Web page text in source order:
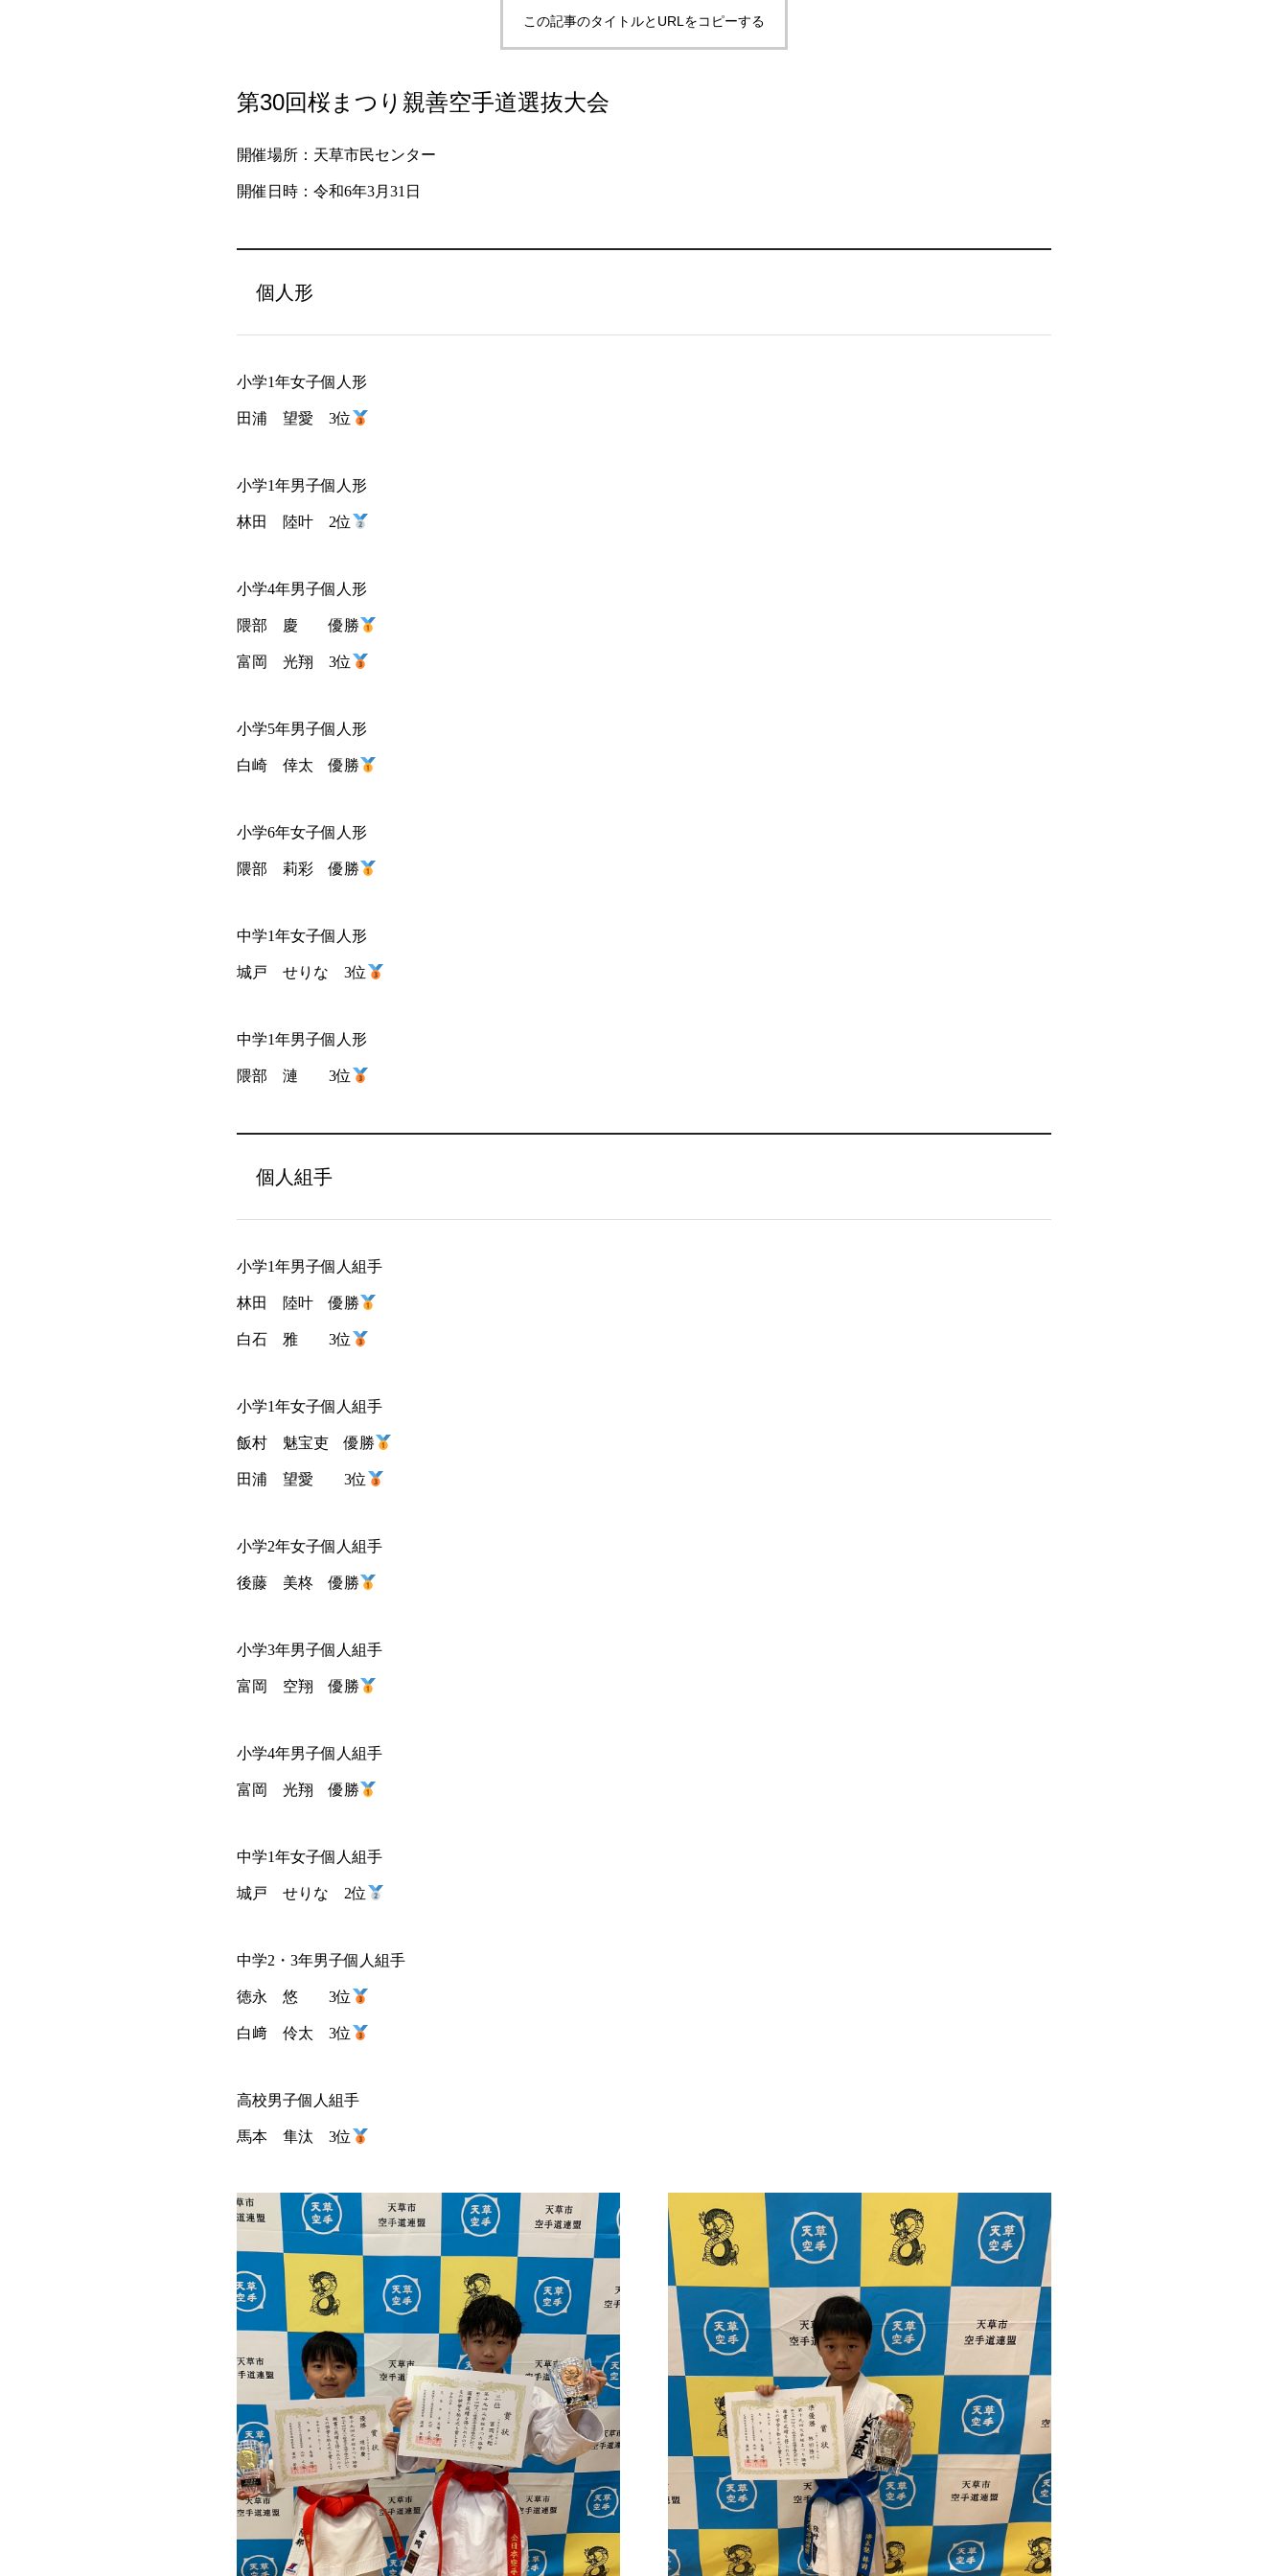
この記事のタイトルとURLをコピーする
第30回桜まつり親善空手道選抜大会
開催場所：天草市民センター
開催日時：令和6年3月31日
個人形
小学1年女子個人形
田浦 望愛 3位
小学1年男子個人形
林田 陸叶 2位
小学4年男子個人形
隈部 慶 優勝
富岡 光翔 3位
小学5年男子個人形
白崎 倖太 優勝
小学6年女子個人形
隈部 莉彩 優勝
中学1年女子個人形
城戸 せりな 3位
中学1年男子個人形
隈部 漣 3位
個人組手
小学1年男子個人組手
林田 陸叶 優勝
白石 雅 3位
小学1年女子個人組手
飯村 魅宝吏 優勝
田浦 望愛 3位
小学2年女子個人組手
後藤 美柊 優勝
小学3年男子個人組手
富岡 空翔 優勝
小学4年男子個人組手
富岡 光翔 優勝
中学1年女子個人組手
城戸 せりな 2位
中学2・3年男子個人組手
徳永 悠 3位
白﨑 伶太 3位
高校男子個人組手
馬本 隼汰 3位